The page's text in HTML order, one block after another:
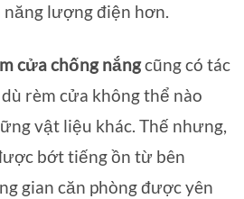
lượng điện hơn.
cửa chống nắngcũng có tác
rèm cửa không thể nào
vật liệu khác. Thế nhưng,
bớt tiếng ồn từ bên
gian căn phòng được yên